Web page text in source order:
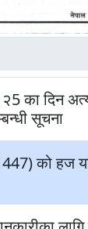
का दिन
सूचना
को हज